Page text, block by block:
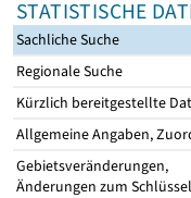
STATISTISCHE
Sachliche Suche
Regionale Suche
Kürzlich bereitgestellte
Allgemeine Angaben,
Gebietsveränderungen,
Änderungen zum